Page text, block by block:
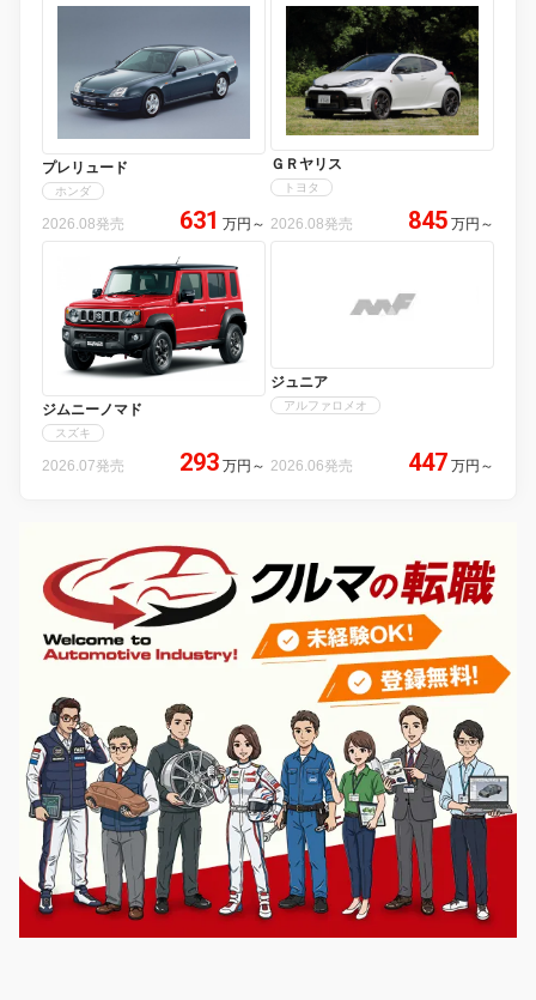
プレリュード
ホンダ
2026.08発売 631 万円 ～
ＧＲヤリス
トヨタ
2026.08発売 845 万円 ～
ジムニーノマド
スズキ
2026.07発売 293 万円 ～
ジュニア
アルファロメオ
2026.06発売 447 万円 ～